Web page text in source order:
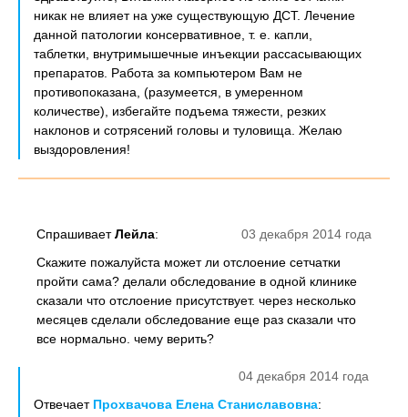
никак не влияет на уже существующую ДСТ. Лечение
данной патологии консервативное, т. е. капли,
таблетки, внутримышечные инъекции рассасывающих
препаратов. Работа за компьютером Вам не
противопоказана, (разумеется, в умеренном
количестве), избегайте подъема тяжести, резких
наклонов и сотрясений головы и туловища. Желаю
выздоровления!
03 декабря 2014 года
СпрашиваетЛейла:
Скажите пожалуйста может ли отслоение сетчатки
пройти сама? делали обследование в одной клинике
сказали что отслоение присутствует. через несколько
месяцев сделали обследование еще раз сказали что
все нормально. чему верить?
04 декабря 2014 года
Отвечает Прохвачова Елена Станиславовна: